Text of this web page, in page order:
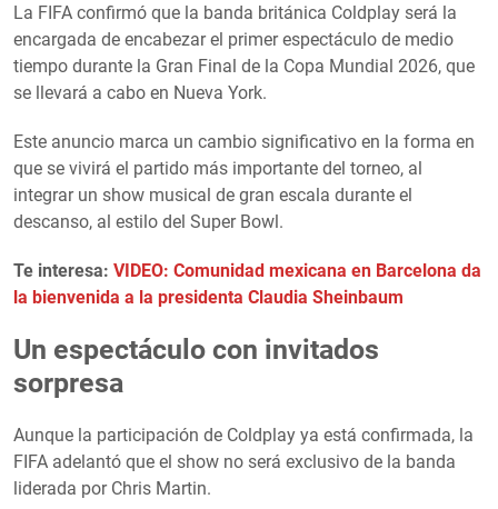
La FIFA confirmó que la banda británica Coldplay será la
encargada de encabezar el primer espectáculo de medio
tiempo durante la Gran Final de la Copa Mundial 2026, que
se llevará a cabo en Nueva York.
Este anuncio marca un cambio significativo en la forma en
que se vivirá el partido más importante del torneo, al
integrar un show musical de gran escala durante el
descanso, al estilo del Super Bowl.
Te interesa: VIDEO: Comunidad mexicana en Barcelona da
la bienvenida a la presidenta Claudia Sheinbaum
Un espectáculo con invitados
sorpresa
Aunque la participación de Coldplay ya está confirmada, la
FIFA adelantó que el show no será exclusivo de la banda
liderada por Chris Martin.